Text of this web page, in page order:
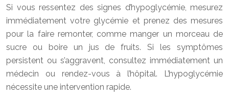
Si vous ressentez des signes d’hypoglycémie, mesurez
immédiatement votre glycémie et prenez des mesures
pour la faire remonter, comme manger un morceau de
sucre ou boire un jus de fruits. Si les symptômes
persistent ou s’aggravent, consultez immédiatement un
médecin ou rendez-vous à l’hôpital. L’hypoglycémie
nécessite une intervention rapide.